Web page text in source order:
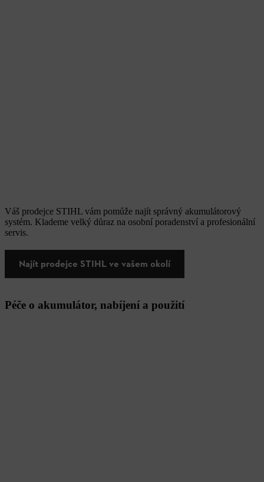
Váš prodejce STIHL vám pomůže najít správný akumulátorový
systém. Klademe velký důraz na osobní poradenství a profesionální
servis.
Najít prodejce STIHL ve vašem okolí
Péče o akumulátor, nabíjení a použití